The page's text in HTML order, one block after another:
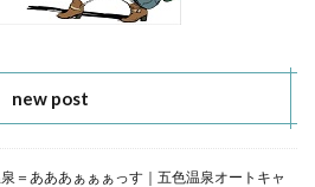
new post
＝あああぁぁぁっす｜五色温泉オートキャ